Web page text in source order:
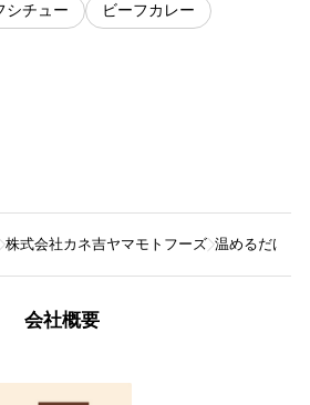
シチュー ビーフカレー
株式会社カネ吉ヤマモトフーズ 温めるだけで
会社概要